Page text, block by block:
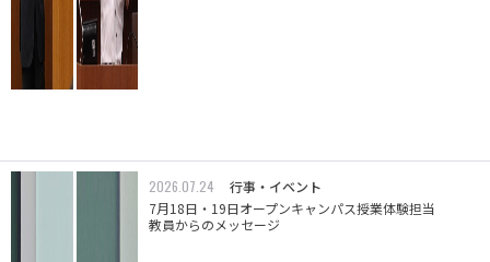
2026.07.24
行事・イベント
7月18日・19日オープンキャンパス授業体験担当
教員からのメッセージ